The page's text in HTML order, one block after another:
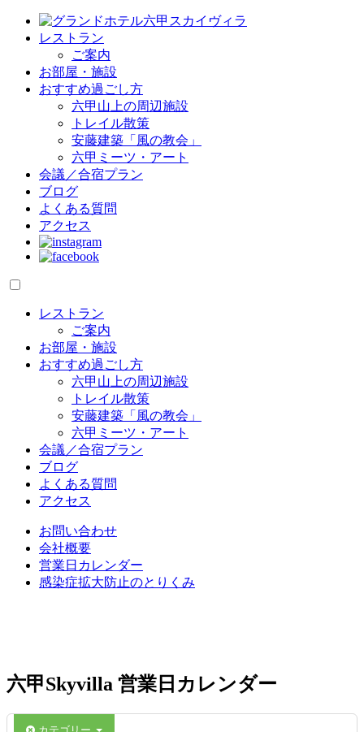
レストラン
ご案内
お部屋・施設
おすすめ過ごし方
六甲山上の周辺施設
トレイル散策
安藤建築「風の教会」
六甲ミーツ・アート
会議／合宿プラン
ブログ
よくある質問
アクセス
レストラン
ご案内
お部屋・施設
おすすめ過ごし方
六甲山上の周辺施設
トレイル散策
安藤建築「風の教会」
六甲ミーツ・アート
会議／合宿プラン
ブログ
よくある質問
アクセス
お問い合わせ
会社概要
営業日カレンダー
感染症拡大防止のとりくみ
六甲Skyvilla 営業日カレンダー